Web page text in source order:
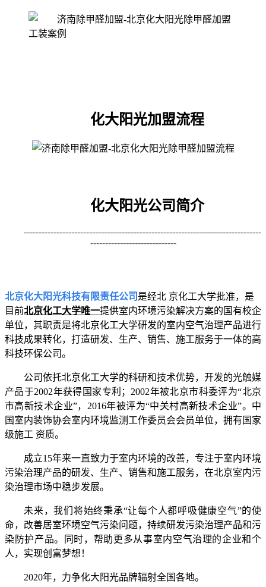
化大阳光加盟流程
化大阳光公司简介
--------------------------------------------------------------------------------
-----------------------------
北京化大阳光科技有限责任公司 是经北 京化工大学批准，是
目前北京化工大学唯一提供室内环境污染解决方案的国有校企
单位，其职责是将北京化工大学研发的室内空气治理产品进行
科技成果转化，打造研发、生产、销售、施工服务于一体的高
科技环保公司。
公司依托北京化工大学的科研和技术优势，开发的光触媒
产品于2002年获得国家专利；2002年被北京市科委评为“北京
市高新技术企业”，2016年被评为“中关村高新技术企业”。中
国室内装饰协会室内环境监测工作委员会会员单位，拥有国家
级施工 资质。
成立15年来一直致力于室内环境的改善，专注于室内环境
污染治理产品的研发、生产、销售和施工服务，在北京室内污
染治理市场中稳步发展。
未来，我们将始终秉承“让每个人都呼吸健康空气”的使
命，改善居室环境空气污染问题，持续研发污染治理产品和污
染防护产品。同时，帮助更多从事室内空气治理的企业和个
人，实现创富梦想！
2020年，力争化大阳光品牌辐射全国各地。